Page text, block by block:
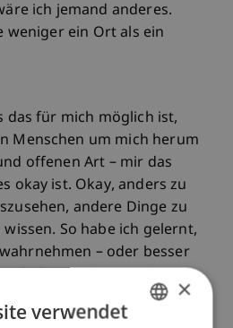
ich jemand anderes.
weniger ein Ort als ein
das für mich möglich ist,
Menschen um mich herum
offenen Art – mir das
okay ist. Okay, anders zu
andere Dinge zu
So habe ich gelernt,
– oder besser
beurteilen, sondern
Und das hat mich gelehrt,×
verwendet